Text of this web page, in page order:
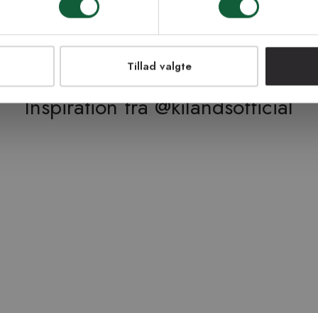
Tillad valgte
Inspiration fra @kilandsofficial
TAK!